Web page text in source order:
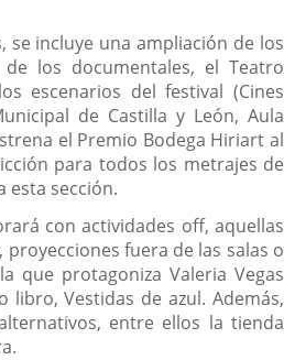
se incluye una ampliación de los
los documentales, el Teatro
escenarios del festival (Cines
de Castilla y León, Aula
el Premio Bodega Hiriart al
para todos los metrajes de
esta sección.
con actividades off, aquellas
proyecciones fuera de las salas o
que protagoniza Valeria Vegas
Vestidas de azul. Además,
entre ellos la tienda